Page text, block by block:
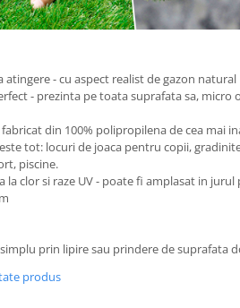
atingere - cu aspect realist de gazon natural
- prezinta pe toata suprafata sa, micro
din 100% polipropilena de cea mai
tot: locuri de joaca pentru copii,
piscine.
la clor si raze UV - poate fi amplasat in jurul
prin lipire sau prindere de suprafata
produs